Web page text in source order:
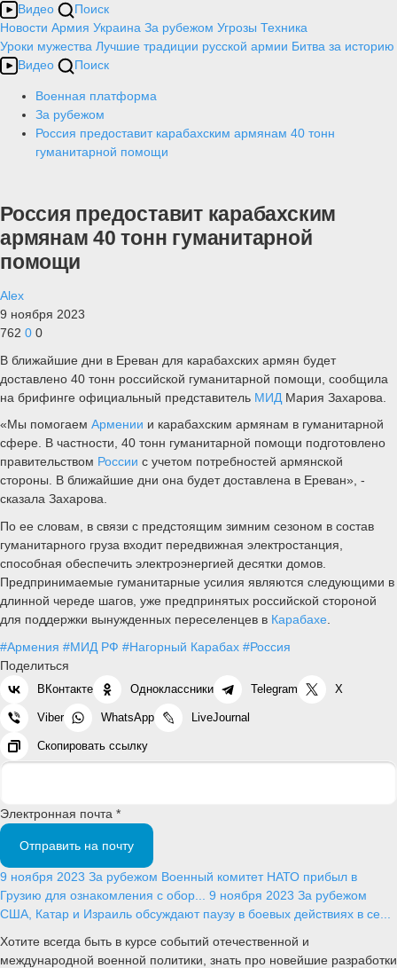
Видео
Поиск
Новости Армия Украина За рубежом Угрозы Техника
Уроки мужества Лучшие традиции русской армии Битва за историю
Видео
Поиск
Военная платформа
За рубежом
Россия предоставит карабахским армянам 40 тонн
гуманитарной помощи
Россия предоставит карабахским
армянам 40 тонн гуманитарной
помощи
Alex
9 ноября 2023
762 0 0
В ближайшие дни в Ереван для карабахских армян будет
доставлено 40 тонн российской гуманитарной помощи, сообщила
на брифинге официальный представитель МИД Мария Захарова.
«Мы помогаем Армении и карабахским армянам в гуманитарной
сфере. В частности, 40 тонн гуманитарной помощи подготовлено
правительством России с учетом потребностей армянской
стороны. В ближайшие дни она будет доставлена в Ереван», -
сказала Захарова.
По ее словам, в связи с предстоящим зимним сезоном в состав
гуманитарного груза входит передвижная электростанция,
способная обеспечить электроэнергией десятки домов.
Предпринимаемые гуманитарные усилия являются следующими в
длинной череде шагов, уже предпринятых российской стороной
для поддержки вынужденных переселенцев в Карабахе
#Армения #МИД РФ #Нагорный Карабах #Россия
Поделиться
ВКонтакте Одноклассники Telegram X
Viber WhatsApp LiveJournal
Скопировать ссылку
Электронная почта *
Отправить на почту
9 ноября 2023 За рубежом Военный комитет НАТО прибыл в
Грузию для ознакомления с обор... 9 ноября 2023 За рубежом
США, Катар и Израиль обсуждают паузу в боевых действиях в се...
Хотите всегда быть в курсе событий отечественной и
международной военной политики, знать про новейшие разработки